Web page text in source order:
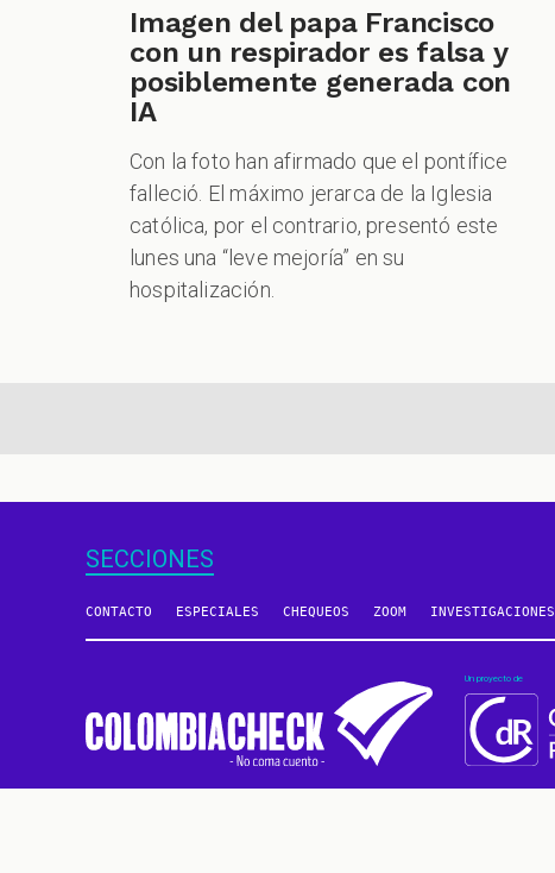
Imagen del papa Francisco
con un respirador es falsa y
posiblemente generada con
IA
Con la foto han afirmado que el pontífice
falleció. El máximo jerarca de la Iglesia
católica, por el contrario, presentó este
lunes una “leve mejoría” en su
hospitalización.
SECCIONES
CONTACTO ESPECIALES CHEQUEOS ZOOM INVESTIGACIONES
Un proyecto de